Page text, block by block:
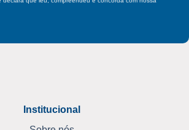
Institucional